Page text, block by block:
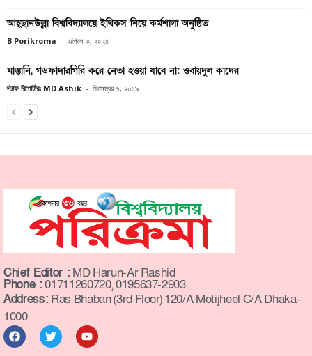
আহ্ছানউল্লা বিশ্ববিদ্যালয়ে ইথিকস নিয়ে কর্মশালা অনুষ্ঠিত
B Porikroma - এপ্রিল ৩, ২০২৪
মাস্তানি, গডফাদারগিরি করে নেতা হওয়া যাবে না: ওবায়দুল কাদের
স্টাফ রিপোর্টারঃ MD Ashik - ডিসেম্বর ৭, ২০১৯
Chief Editor : MD Harun-Ar Rashid
Phone :01711260720, 0195637-2903
Address: Ras Bhaban (3rd Floor) 120/A Motijheel C/A Dhaka-
1000